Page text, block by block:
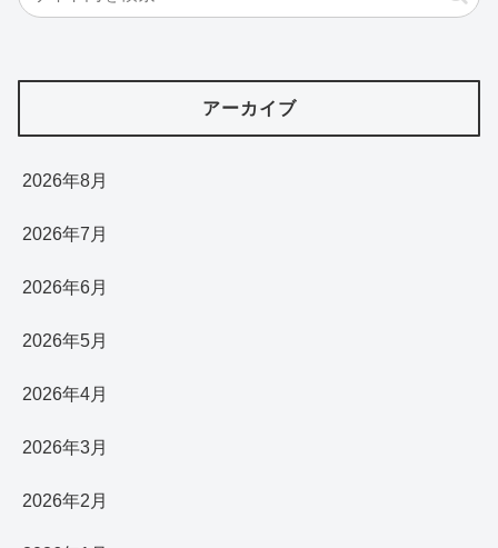
アーカイブ
2026年8月
2026年7月
2026年6月
2026年5月
2026年4月
2026年3月
2026年2月